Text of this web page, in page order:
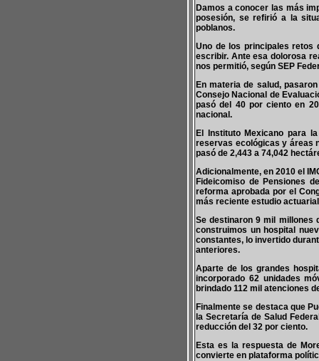
Damos a conocer las más
posesión, se refirió a la
poblanos.
Uno de los principales retos
escribir. Ante esa dolorosa
nos permitió, según SEP
En materia de salud,
Consejo Nacional de
pasó del 40 por ciento en
nacional.
El Instituto Mexicano para
reservas ecológicas y áreas
pasó de 2,443 a 74,042
Adicionalmente, en 2010 el
Fideicomiso de Pensiones
reforma aprobada por el
más reciente estudio
Se destinaron 9 mil millones
construimos un hospital
constantes, lo invertido
anteriores.
Aparte de los grandes
incorporado 62 unidades
brindado 112 mil atenciones
Finalmente se destaca que
la Secretaría de Salud
reducción del 32 por ciento.
Esta es la respuesta de
convierte en plataforma